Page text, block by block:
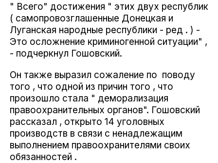
" Всего" достижения " этих двух республик
( самопровозглашенные Донецкая и
Луганская народные республики - ред . ) -
Это осложнение криминогенной ситуации" ,
- подчеркнул Гошовский.
Он также выразил сожаление по поводу
того , что одной из причин того , что
произошло стала " деморализация
правоохранительных органов". Гошовский
рассказал , открыто 14 уголовных
производств в связи с ненадлежащим
выполнением правоохранителями своих
обязанностей .